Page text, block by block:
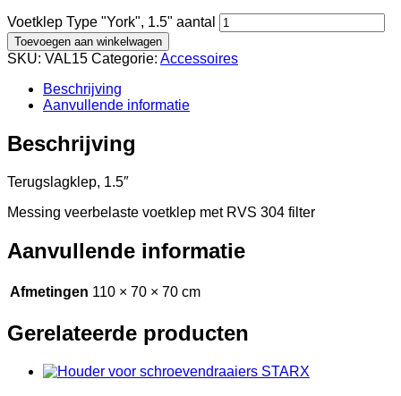
Voetklep Type "York", 1.5" aantal
Toevoegen aan winkelwagen
SKU: VAL15 Categorie: Accessoires
Beschrijving
Aanvullende informatie
Beschrijving
Terugslagklep, 1.5″
Messing veerbelaste voetklep met RVS 304 filter
Aanvullende informatie
Afmetingen 110 × 70 × 70 cm
Gerelateerde producten